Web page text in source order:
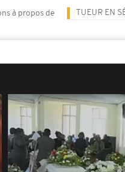
à propos de TUEUR EN